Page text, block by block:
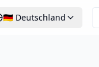
🇩🇪 Deutschland